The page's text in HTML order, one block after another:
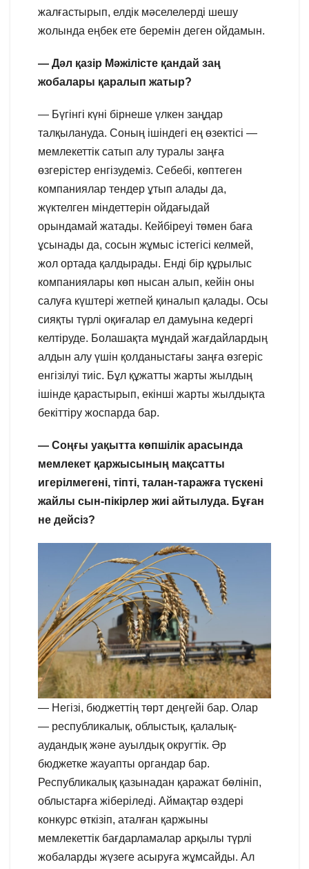
жалғастырып, елдік мәселелерді шешу
жолында еңбек ете беремін деген ойдамын.
— Дәл қазір Мәжілісте қандай заң
жобалары қаралып жатыр?
— Бүгінгі күні бірнеше үлкен заңдар
талқылануда. Соның ішіндегі ең өзектісі —
мемлекеттік сатып алу туралы заңға
өзгерістер енгізудеміз. Себебі, көптеген
компаниялар тендер ұтып алады да,
жүктелген міндеттерін ойдағыдай
орындамай жатады. Кейбіреуі төмен баға
ұсынады да, сосын жұмыс істегісі келмей,
жол ортада қалдырады. Енді бір құрылыс
компаниялары көп нысан алып, кейін оны
салуға күштері жетпей қиналып қалады. Осы
сияқты түрлі оқиғалар ел дамуына кедергі
келтіруде. Болашақта мұндай жағдайлардың
алдын алу үшін қолданыстағы заңға өзгеріс
енгізілуі тиіс. Бұл құжатты жарты жылдың
ішінде қарастырып, екінші жарты жылдықта
бекіттіру жоспарда бар.
— Соңғы уақытта көпшілік арасында
мемлекет қаржысының мақсатты
игерілмегені, тіпті, талан-таражға түскені
жайлы сын-пікірлер жиі айтылуда. Бұған
не дейсіз?
— Негізі, бюджеттің төрт деңгейі бар. Олар
— республикалық, облыстық, қалалық-
аудандық және ауылдық округтік. Әр
бюджетке жауапты органдар бар.
Республикалық қазынадан қаражат бөлініп,
облыстарға жіберіледі. Аймақтар өздері
конкурс өткізіп, аталған қаржыны
мемлекеттік бағдарламалар арқылы түрлі
жобаларды жүзеге асыруға жұмсайды. Ал